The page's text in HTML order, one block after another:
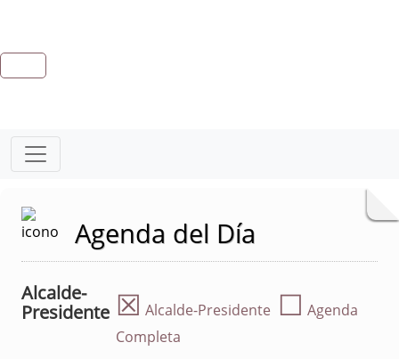
Agenda del Día
Alcalde-
Presidente ☒ Alcalde-Presidente ☐ Agenda
Completa